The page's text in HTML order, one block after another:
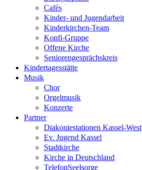
Cafés
Kinder- und Jugendarbeit
Kinderkirchen-Team
Konfi-Gruppe
Offene Kirche
Seniorengesprächskreis
Kindertagesstätte
Musik
Chor
Orgelmusik
Konzerte
Partner
Diakoniestationen Kassel-West
Ev. Jugend Kassel
Stadtkirche
Kirche in Deutschland
TelefonSeelsorge